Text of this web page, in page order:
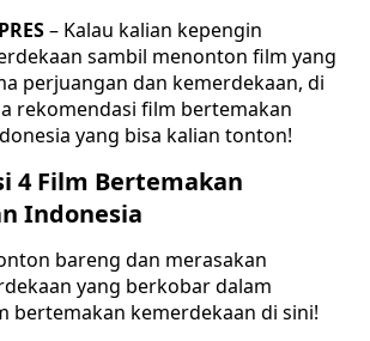
– Kalau kalian kepengin
sambil menonton film yang
perjuangan dan kemerdekaan, di
rekomendasi film bertemakan
yang bisa kalian tonton!
4 Film Bertemakan
Indonesia
bareng dan merasakan
yang berkobar dalam
bertemakan kemerdekaan di sini!